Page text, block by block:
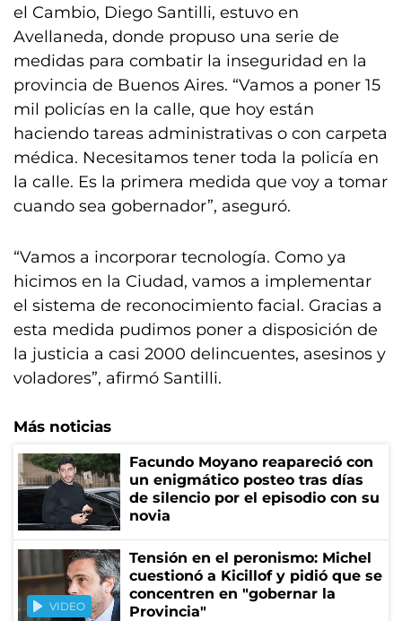
el Cambio, Diego Santilli, estuvo en
Avellaneda, donde propuso una serie de
medidas para combatir la inseguridad en la
provincia de Buenos Aires. “Vamos a poner 15
mil policías en la calle, que hoy están
haciendo tareas administrativas o con carpeta
médica. Necesitamos tener toda la policía en
la calle. Es la primera medida que voy a tomar
cuando sea gobernador”, aseguró.
“Vamos a incorporar tecnología. Como ya
hicimos en la Ciudad, vamos a implementar
el sistema de reconocimiento facial. Gracias a
esta medida pudimos poner a disposición de
la justicia a casi 2000 delincuentes, asesinos y
voladores”, afirmó Santilli.
Más noticias
Facundo Moyano reapareció con
un enigmático posteo tras días
de silencio por el episodio con su
novia
VIDEO
Tensión en el peronismo: Michel
cuestionó a Kicillof y pidió que se
concentren en "gobernar la
Provincia"